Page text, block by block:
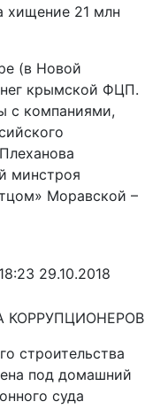
хищение 21 млн
(в Новой
крымской ФЦП.
с компаниями,
минстроя
Моравской –
18:23 29.10.2018
КОРРУПЦИОНЕРОВ
строительства
под домашний
суда